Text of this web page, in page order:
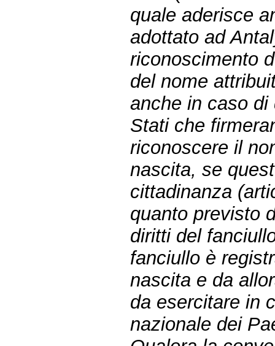
quale aderisce
adottato ad
riconoscimento
del nome
anche in caso
Stati che
riconoscere il
nascita, se
cittadinanza
quanto previsto
diritti del
fanciullo è
nascita e da
da esercitare in
nazionale dei